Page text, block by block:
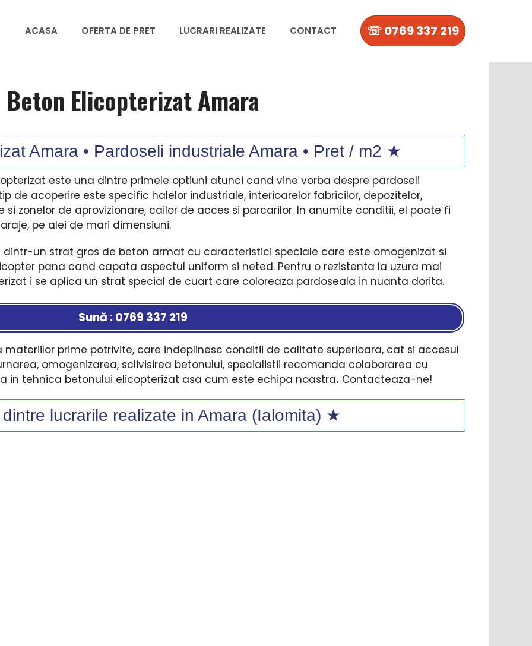
ACASA OFERTA DE PRET LUCRARI REALIZATE CONTACT ☏ 0769 337 219
Beton Elicopterizat Amara
Amara • Pardoseli industriale Amara • Pret / m2 ★
este una dintre primele optiuni atunci cand vine vorba despre pardoseli
de acoperire este specific halelor industriale, interioarelor fabricilor, depozitelor,
si zonelor de aprovizionare, cailor de acces si parcarilor. In anumite conditii, el poate fi
pe alei de mari dimensiuni.
un strat gros de beton armat cu caracteristici speciale care este omogenizat si
pana cand capata aspectul uniform si neted. Pentru o rezistenta la uzura mai
i se aplica un strat special de cuart care coloreaza pardoseala in nuanta dorita.
Sună : 0769 337 219
prime potrivite, care indeplinesc conditii de calitate superioara, cat si accesul
omogenizarea, sclivisirea betonului, specialistii recomanda colaborarea cu
in tehnica betonului elicopterizat asa cum este echipa noastra. Contacteaza-ne!
lucrarile realizate in Amara (Ialomita) ★